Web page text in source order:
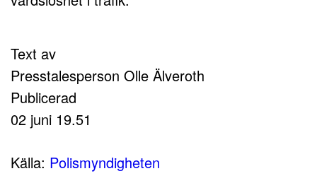
Text av
Presstalesperson Olle Älveroth
Publicerad
02 juni 19.51
Källa: Polismyndigheten